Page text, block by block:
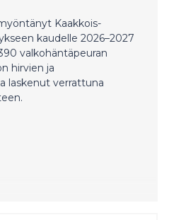
Kaakkois-
kaudelle 2026–2027
valkohäntäpeuran
hirvien ja
laskenut verrattuna